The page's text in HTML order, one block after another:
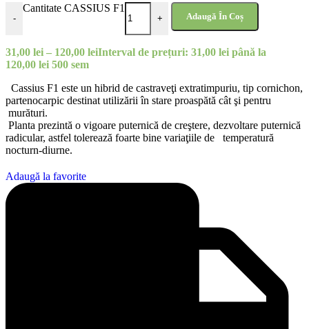
-
Cantitate CASSIUS F1
+ Adaugă În Coș
31,00 lei – 120,00 leiInterval de prețuri: 31,00 lei până la
120,00 lei 500 sem
Cassius F1 este un hibrid de castraveţi extratimpuriu, tip cornichon,
partenocarpic destinat utilizării în stare proaspătă cât şi pentru
murături.
Planta prezintă o vigoare puternică de creştere, dezvoltare puternică
radicular, astfel tolerează foarte bine variaţiile de temperatură
nocturn-diurne.
Adaugă la favorite